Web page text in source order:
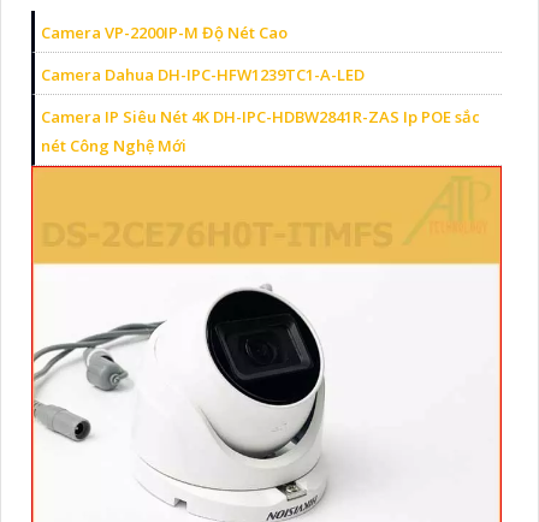
Camera VP-2200IP-M Độ Nét Cao
Camera Dahua DH-IPC-HFW1239TC1-A-LED
Camera IP Siêu Nét 4K DH-IPC-HDBW2841R-ZAS Ip POE sắc
nét Công Nghệ Mới